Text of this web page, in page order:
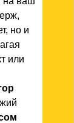
но и
или